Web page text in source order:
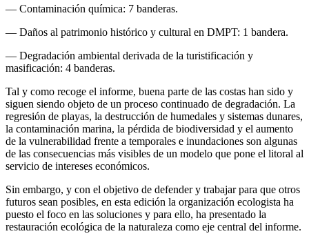
— Contaminación química: 7 banderas.
— Daños al patrimonio histórico y cultural en DMPT: 1 bandera.
— Degradación ambiental derivada de la turistificación y
masificación: 4 banderas.
Tal y como recoge el informe, buena parte de las costas han sido y
siguen siendo objeto de un proceso continuado de degradación. La
regresión de playas, la destrucción de humedales y sistemas dunares,
la contaminación marina, la pérdida de biodiversidad y el aumento
de la vulnerabilidad frente a temporales e inundaciones son algunas
de las consecuencias más visibles de un modelo que pone el litoral al
servicio de intereses económicos.
Sin embargo, y con el objetivo de defender y trabajar para que otros
futuros sean posibles, en esta edición la organización ecologista ha
puesto el foco en las soluciones y para ello, ha presentado la
restauración ecológica de la naturaleza como eje central del informe.